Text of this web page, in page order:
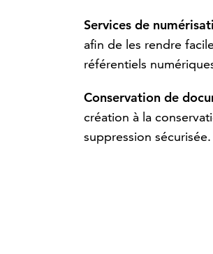
Services de
afin de les rendre
référentiels
Conservation de
création à la
suppression sécurisée.